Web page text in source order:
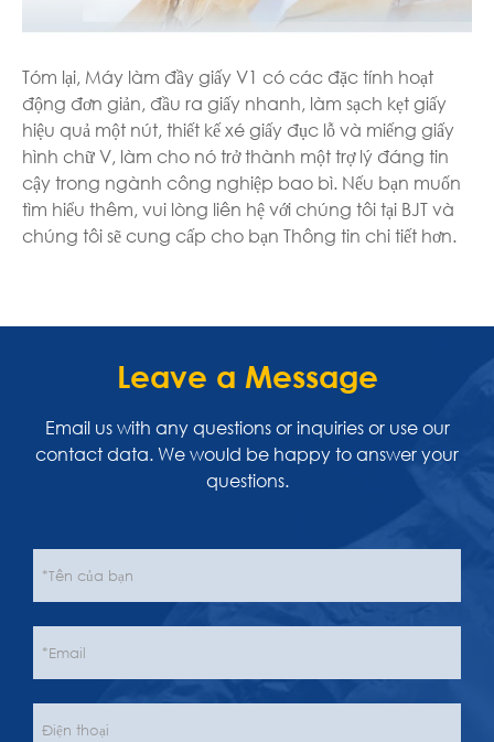
Tóm lại, Máy làm đầy giấy V1 có các đặc tính hoạt
động đơn giản, đầu ra giấy nhanh, làm sạch kẹt giấy
hiệu quả một nút, thiết kế xé giấy đục lỗ và miếng giấy
hình chữ V, làm cho nó trở thành một trợ lý đáng tin
cậy trong ngành công nghiệp bao bì. Nếu bạn muốn
tìm hiểu thêm, vui lòng liên hệ với chúng tôi tại BJT và
chúng tôi sẽ cung cấp cho bạn Thông tin chi tiết hơn.
Leave a Message
Email us with any questions or inquiries or use our
contact data. We would be happy to answer your
questions.